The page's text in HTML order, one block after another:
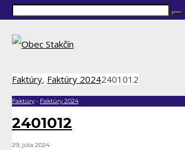
Faktúry, Faktúry 20242401012
Faktúry• Faktúry 2024
2401012
29. júla 2024